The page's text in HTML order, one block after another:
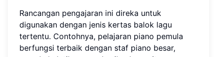
Rancangan pengajaran ini direka untuk
digunakan dengan jenis kertas balok lagu
tertentu. Contohnya, pelajaran piano pemula
berfungsi terbaik dengan staf piano besar,